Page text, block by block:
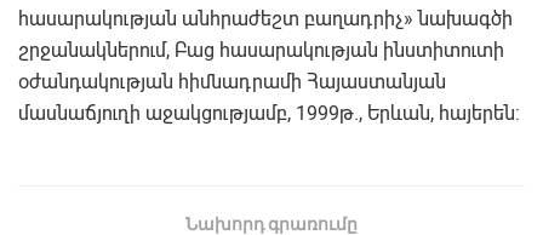
հասարակության անհրաժեշտ բաղադրիչ» նախագծի
շրջանակներում, Բաց հասարակության ինստիտուտի
օժանդակության հիմնադրամի Հայաստանյան
մասնաճյուղի աջակցությամբ, 1999թ., Երևան, հայերեն:
Նախորդ գրառումը